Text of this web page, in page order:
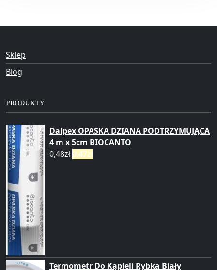
Sklep
Blog
PRODUKTY
Dalpex OPASKA DZIANA PODTRZYMUJĄCA
4 m x 5cm BIOCANTO
0,48zł 0,47zł
Termometr Do Kąpieli Rybka Biały